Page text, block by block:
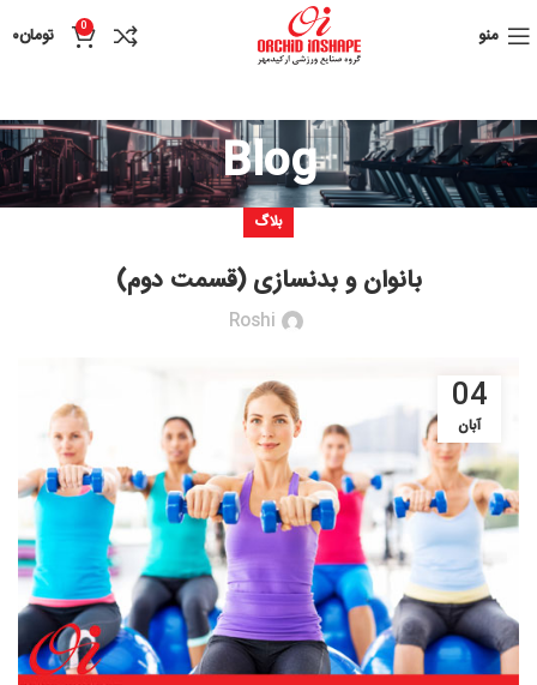
منو 0 تومان۰
Blog
بلاگ
بانوان و بدنسازی (قسمت دوم)
Roshi
04
آبان